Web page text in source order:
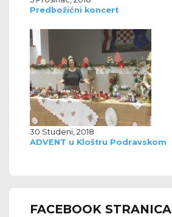
Predbožićni koncert
30 Studeni, 2018
ADVENT u Kloštru Podravskom
FACEBOOK STRANICA